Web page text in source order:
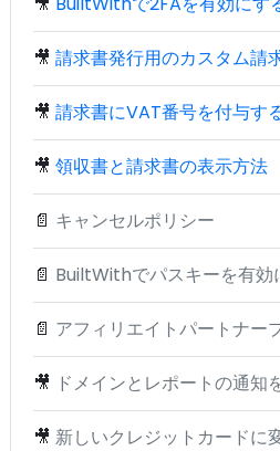
🎥 請求書発行用のカスタム請
🎥 請求書にVAT番号を付与す
🎥 領収書と請求書の表示方法
📄 キャンセルポリシー
📄 BuiltWithでパスキーを有効
📄 アフィリエイトパートナー
🎥 ドメインとレポートの通知
🎥 新しいクレジットカードに